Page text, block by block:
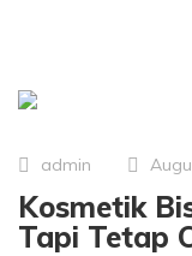
admin
Kosmetik
Tapi Tetap